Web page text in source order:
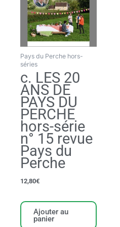
Pays du Perche hors-
séries
c. LES 20
ANS DE
PAYS DU
PERCHE
hors-série
n° 15 revue
Pays du
Perche
12,80€
Ajouter au
panier